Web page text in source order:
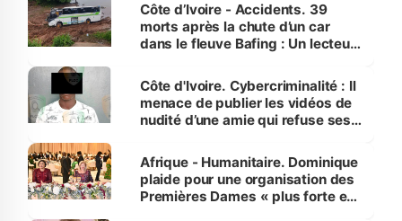
Côte d’Ivoire - Accidents. 39
morts après la chute d’un car
dans le fleuve Bafing : Un lecteur
des Transports
Côte d'Ivoire. Cybercriminalité : Il
menace de publier les vidéos de
nudité d’une amie qui refuse ses
Afrique - Humanitaire. Dominique
plaide pour une organisation des
Premières Dames « plus forte et